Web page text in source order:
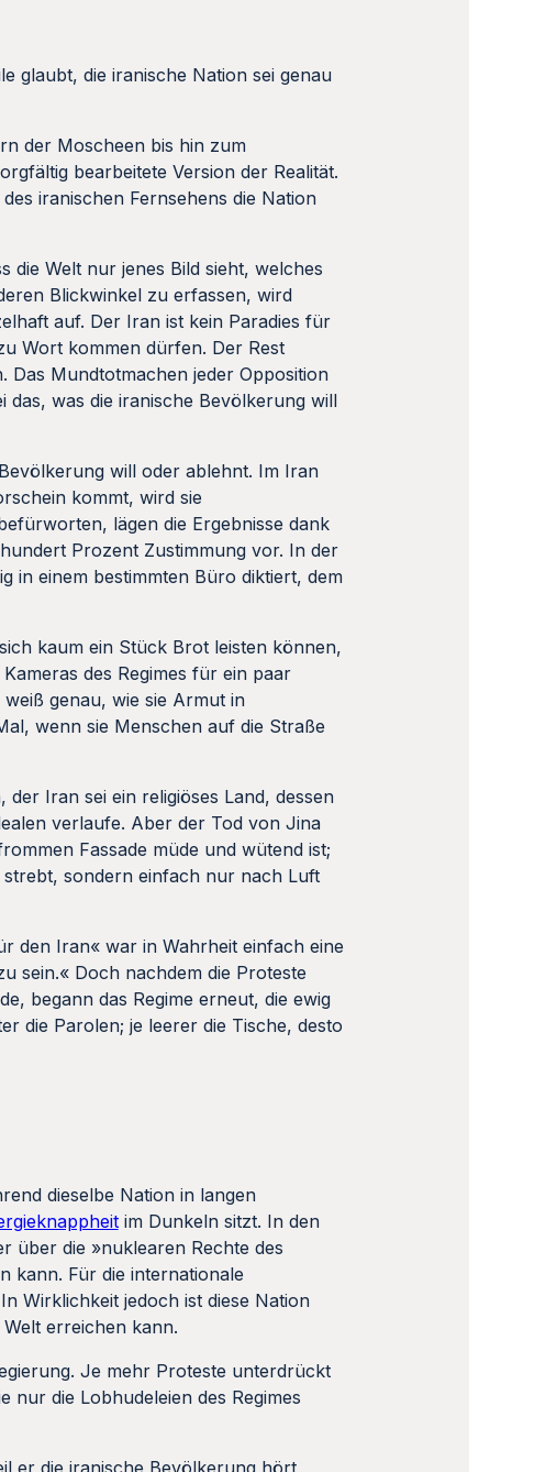
glaubt, die iranische Nation sei genau
der Moscheen bis hin zum
bearbeitete Version der Realität.
iranischen Fernsehens die Nation
die Welt nur jenes Bild sieht, welches
Blickwinkel zu erfassen, wird
auf. Der Iran ist kein Paradies für
Wort kommen dürfen. Der Rest
Mundtotmachen jeder Opposition
das, was die iranische Bevölkerung will
will oder ablehnt. Im Iran
kommt, wird sie
lägen die Ergebnisse dank
Prozent Zustimmung vor. In der
in einem bestimmten Büro diktiert, dem
kaum ein Stück Brot leisten können,
des Regimes für ein paar
genau, wie sie Armut in
wenn sie Menschen auf die Straße
Iran sei ein religiöses Land, dessen
verlaufe. Aber der Tod von Jina
Fassade müde und wütend ist;
sondern einfach nur nach Luft
den Iran« war in Wahrheit einfach eine
sein.« Doch nachdem die Proteste
begann das Regime erneut, die ewig
die Parolen; je leerer die Tische, desto
dieselbe Nation in langen
im Dunkeln sitzt. In den
über die »nuklearen Rechte des
kann. Für die internationale
Wirklichkeit jedoch ist diese Nation
erreichen kann.
Je mehr Proteste unterdrückt
nur die Lobhudeleien des Regimes
er die iranische Bevölkerung hört,